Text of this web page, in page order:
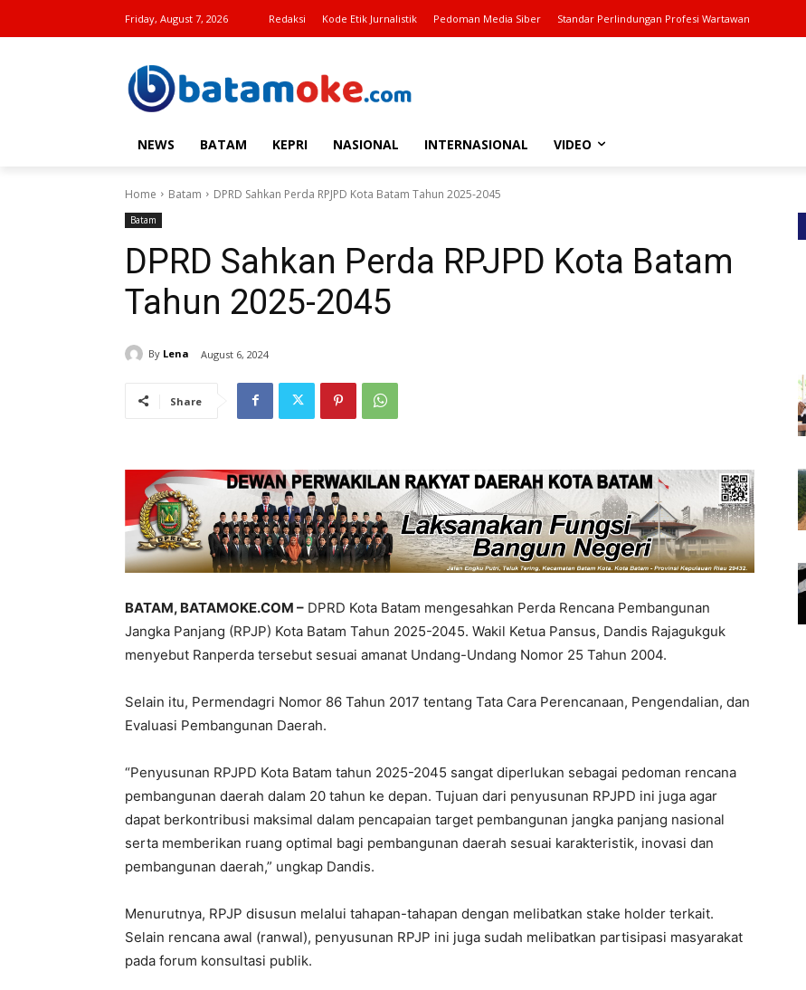
Friday, August 7, 2026 Redaksi Kode Etik Jurnalistik Pedoman Media Siber Standar Perlindungan Profesi Wartawan
NEWS BATAM KEPRI NASIONAL INTERNASIONAL VIDEO
Home Batam DPRD Sahkan Perda RPJPD Kota Batam Tahun 2025-2045
Batam
DPRD Sahkan Perda RPJPD Kota Batam
Tahun 2025-2045
By Lena August 6, 2024
Share
BATAM, BATAMOKE.COM – DPRD Kota Batam mengesahkan Perda Rencana Pembangunan
Jangka Panjang (RPJP) Kota Batam Tahun 2025-2045. Wakil Ketua Pansus, Dandis Rajagukguk
menyebut Ranperda tersebut sesuai amanat Undang-Undang Nomor 25 Tahun 2004.
Selain itu, Permendagri Nomor 86 Tahun 2017 tentang Tata Cara Perencanaan, Pengendalian, dan
Evaluasi Pembangunan Daerah.
“Penyusunan RPJPD Kota Batam tahun 2025-2045 sangat diperlukan sebagai pedoman rencana
pembangunan daerah dalam 20 tahun ke depan. Tujuan dari penyusunan RPJPD ini juga agar
dapat berkontribusi maksimal dalam pencapaian target pembangunan jangka panjang nasional
serta memberikan ruang optimal bagi pembangunan daerah sesuai karakteristik, inovasi dan
pembangunan daerah,” ungkap Dandis.
Menurutnya, RPJP disusun melalui tahapan-tahapan dengan melibatkan stake holder terkait.
Selain rencana awal (ranwal), penyusunan RPJP ini juga sudah melibatkan partisipasi masyarakat
pada forum konsultasi publik.